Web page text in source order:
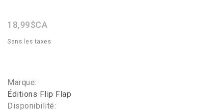
18,99$CA
Sans les taxes
Marque:
Éditions Flip Flap
Disponibilité: